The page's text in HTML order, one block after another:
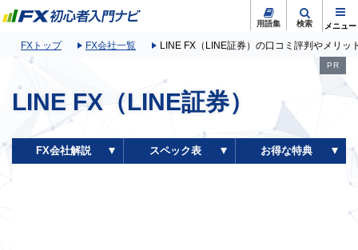
用語集 検索
FXトップ FX会社一覧 LINE FX（LINE証券）の口コミ評判やメリッ
PR
LINE FX（LINE証券）
FX会社解説 スペック表 お得な特典